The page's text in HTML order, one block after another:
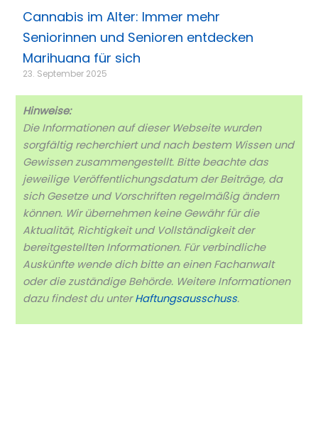
Cannabis im Alter: Immer mehr
Seniorinnen und Senioren entdecken
Marihuana für sich
23. September 2025
Hinweise:
Die Informationen auf dieser Webseite wurden
sorgfältig recherchiert und nach bestem Wissen und
Gewissen zusammengestellt. Bitte beachte das
jeweilige Veröffentlichungsdatum der Beiträge, da
sich Gesetze und Vorschriften regelmäßig ändern
können. Wir übernehmen keine Gewähr für die
Aktualität, Richtigkeit und Vollständigkeit der
bereitgestellten Informationen. Für verbindliche
Auskünfte wende dich bitte an einen Fachanwalt
oder die zuständige Behörde. Weitere Informationen
dazu findest du unterHaftungsausschuss.